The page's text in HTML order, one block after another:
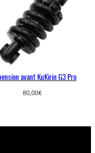
avant KuKirin G3 Pro
80,00€